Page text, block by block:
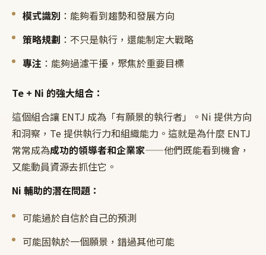
模式識別 ：能夠看到趨勢和發展方向
策略規劃 ：不只是執行，還能制定大戰略
專注 ：能夠過濾干擾，聚焦於重要目標
Te + Ni 的強大組合：
這個組合讓 ENTJ 成為「有願景的執行者」。Ni 提供方向
和洞察，Te 提供執行力和組織能力。這就是為什麼 ENTJ
常常成為成功的領導者和企業家——他們既能看到機會，
又能動員資源去抓住它。
Ni 輔助的潛在問題：
可能過於自信於自己的預測
可能固執於一個願景，錯過其他可能